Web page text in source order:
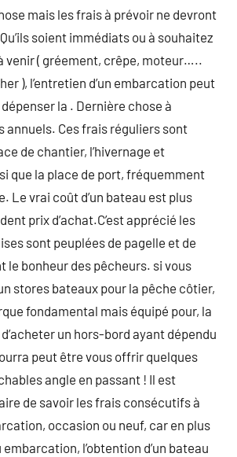
mais les frais à prévoir ne devront
soient immédiats ou à souhaitez
venir ( gréement, crêpe, moteur…..
), l’entretien d’un embarcation peut
la . Dernière chose à
annuels. Ces frais réguliers sont
de chantier, l’hivernage et
que la place de port, fréquemment
Le vrai coût d’un bateau est plus
prix d’achat.C’est apprécié les
sont peuplées de pagelle et de
le bonheur des pêcheurs. si vous
stores bateaux pour la pêche côtier,
fondamental mais équipé pour, la
un hors-bord ayant dépendu
peut être vous offrir quelques
angle en passant ! Il est
de savoir les frais consécutifs à
occasion ou neuf, car en plus
l’obtention d’un bateau